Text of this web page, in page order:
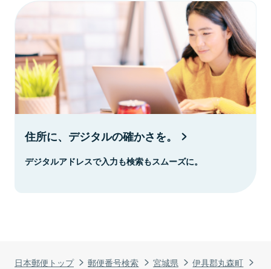
日本郵便トップ 郵便番号検索 宮城県
伊具郡丸森町
住所に、デジタルの確かさを。
デジタルアドレスで入力も検索もスムーズに。